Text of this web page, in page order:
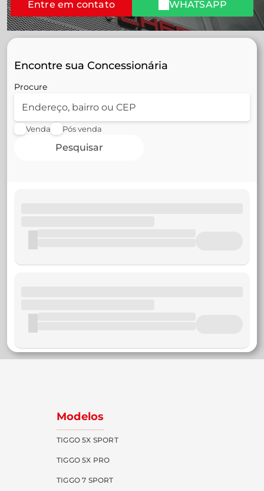
Entre em contato WHATSAPP
Encontre sua Concessionária
Procure
Venda Pós venda
Pesquisar
Modelos
TIGGO 5X SPORT
TIGGO 5X PRO
TIGGO 7 SPORT